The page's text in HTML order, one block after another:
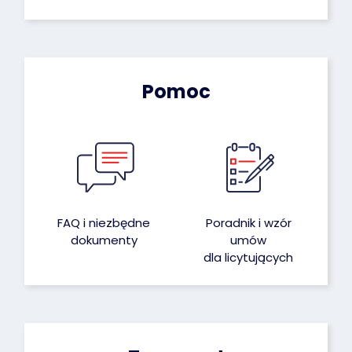
Pomoc
FAQ i niezbędne
dokumenty
Poradnik i wzór
umów
dla licytujących